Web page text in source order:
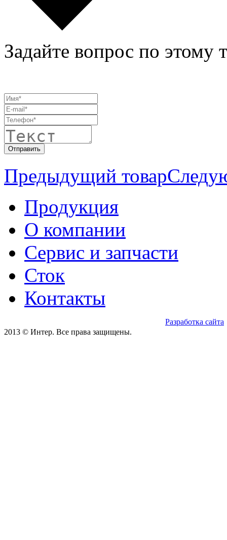
Задайте вопрос по этому
Предыдущий товар
Продукция
О компании
Сервис и запчасти
Сток
Контакты
2013 © Интер. Все права защищены.
Разработка сайта